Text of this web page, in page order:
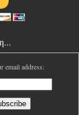
email address: